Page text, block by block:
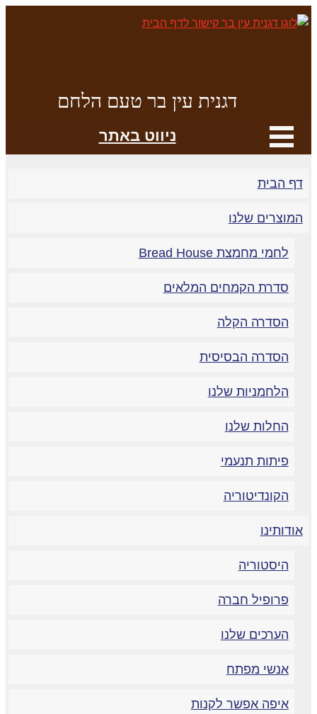
דגנית עין בר טעם הלחם
ניווט באתר
הבית
שלנו
לחמי מחמצת Bread House
סדרת הקמחים המלאים
הסדרה הקלה
הסדרה הבסיסית
הלחמניות שלנו
החלות שלנו
פיתות תנעמי
הקונדיטוריה
היסטוריה
פרופיל חברה
הערכים שלנו
אנשי מפתח
איפה אפשר לקנות